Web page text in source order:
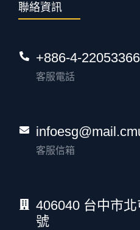
聯絡資訊
+886-4-22053366
客服電話
客服信箱
406040 台中市
號